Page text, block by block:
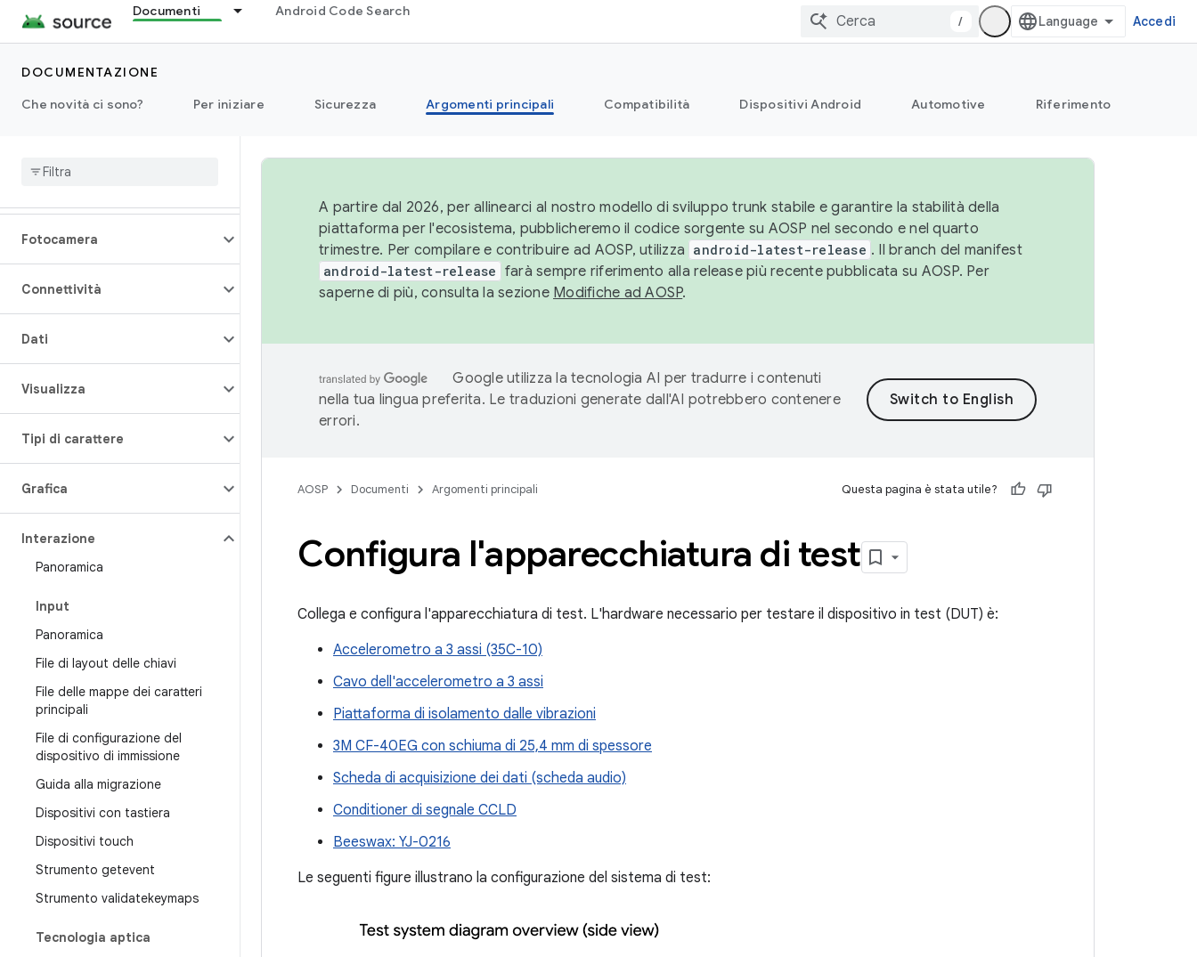
Documenti Android Code Search
/ Accedi
DOCUMENTAZIONE
Che novità ci sono?
Per iniziare Sicurezza Argomenti principali Compatibilità Dispositivi Android Automotive Riferimento
Fotocamera
Connettività
Dati
Visualizza
Tipi di carattere
Grafica
Interazione
Panoramica
Input
Panoramica
File di layout delle chiavi
File delle mappe dei caratteri
principali
File di configurazione del
dispositivo di immissione
Guida alla migrazione
Dispositivi con tastiera
Dispositivi touch
Strumento getevent
Strumento validatekeymaps
Tecnologia aptica
A partire dal 2026, per allinearci al nostro modello di sviluppo trunk stabile e garantire la stabilità della
piattaforma per l'ecosistema, pubblicheremo il codice sorgente su AOSP nel secondo e nel quarto
trimestre. Per compilare e contribuire ad AOSP, utilizza android-latest-release . Il branch del manifest
android-latest-release farà sempre riferimento alla release più recente pubblicata su AOSP. Per
saperne di più, consulta la sezione Modifiche ad AOSP.
Google utilizza la tecnologia AI per tradurre i contenuti
nella tua lingua preferita. Le traduzioni generate dall'AI potrebbero contenere
errori.
AOSP Documenti Argomenti principali Questa pagina è stata utile?
Configura l'apparecchiatura di test
Collega e configura l'apparecchiatura di test. L'hardware necessario per testare il dispositivo in test (DUT) è:
Accelerometro a 3 assi (35C-10)
Cavo dell'accelerometro a 3 assi
Piattaforma di isolamento dalle vibrazioni
3M CF-40EG con schiuma di 25,4 mm di spessore
Scheda di acquisizione dei dati (scheda audio)
Conditioner di segnale CCLD
Beeswax: YJ-0216
Le seguenti figure illustrano la configurazione del sistema di test: